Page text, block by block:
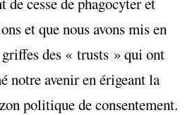
et que nous avons mis en
des « trusts » qui ont
notre avenir en érigeant la
politique de consentement.